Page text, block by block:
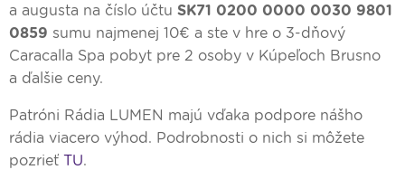
a augusta na číslo účtu SK71 0200 0000 0030 9801
0859 sumu najmenej 10€ a ste v hre o 3-dňový
Caracalla Spa pobyt pre 2 osoby v Kúpeľoch Brusno
a ďalšie ceny.
Patróni Rádia LUMEN majú vďaka podpore nášho
rádia viacero výhod. Podrobnosti o nich si môžete
pozrieť TU.